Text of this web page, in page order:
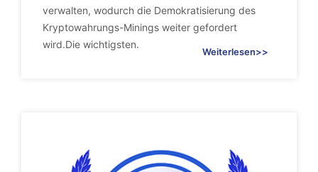
verwalten, wodurch die Demokratisierung des
Kryptowahrungs-Minings weiter gefordert
wird.Die wichtigsten.
Weiterlesen>>